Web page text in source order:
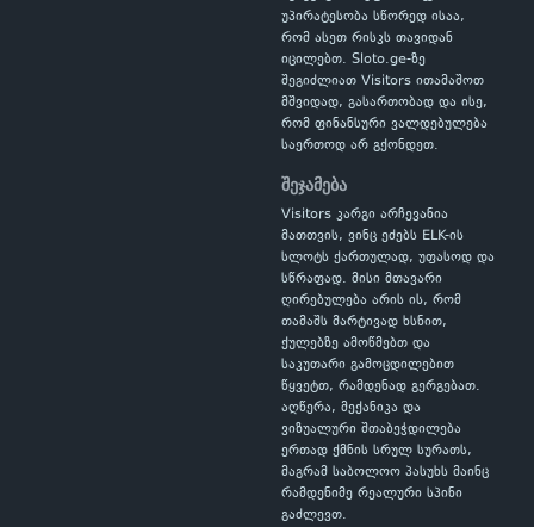
უპირატესობა სწორედ ისაა,
რომ ასეთ რისკს თავიდან
იცილებთ. Sloto.ge-ზე
შეგიძლიათ Visitors ითამაშოთ
მშვიდად, გასართობად და ისე,
რომ ფინანსური ვალდებულება
საერთოდ არ გქონდეთ.
შეჯამება
Visitors კარგი არჩევანია
მათთვის, ვინც ეძებს ELK-ის
სლოტს ქართულად, უფასოდ და
სწრაფად. მისი მთავარი
ღირებულება არის ის, რომ
თამაშს მარტივად ხსნით,
ქულებზე ამოწმებთ და
საკუთარი გამოცდილებით
წყვეტთ, რამდენად გერგებათ.
აღწერა, მექანიკა და
ვიზუალური შთაბეჭდილება
ერთად ქმნის სრულ სურათს,
მაგრამ საბოლოო პასუხს მაინც
რამდენიმე რეალური სპინი
გაძლევთ.